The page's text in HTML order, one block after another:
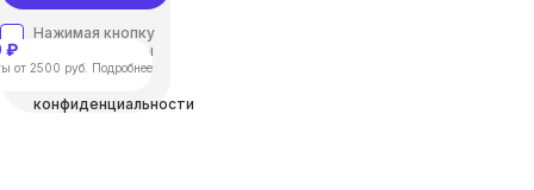
Нажимая кнопку
“отправить”, вы
соглашаетесь с
конфиденциальности
₽
от 2500 руб. Подробнее